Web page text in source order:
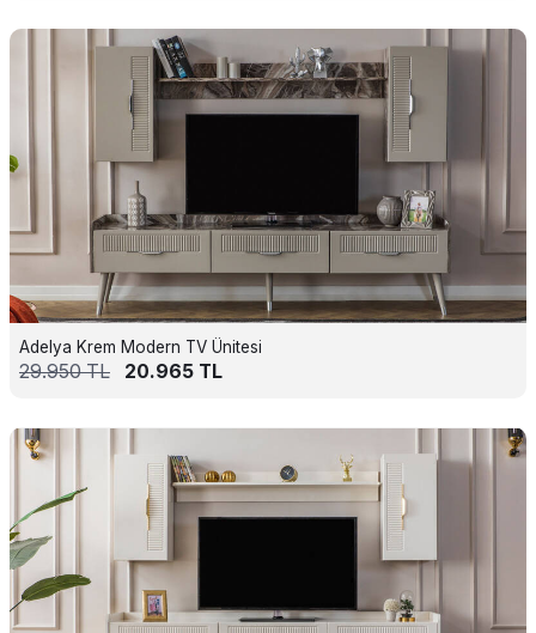
Adelya Krem Modern TV Ünitesi
29.950TL 20.965 TL